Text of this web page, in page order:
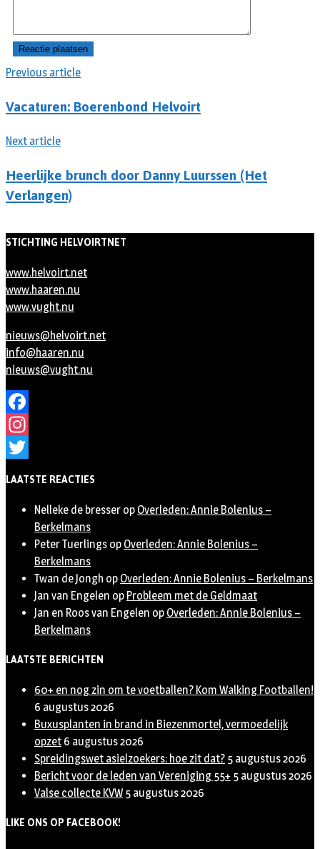
Previous article
Vacaturen: Boerenbond Helvoirt
Next article
Heerlijke brunch door Danny Luurssen (Het
Verlangen)
STICHTING HELVOIRTNET
www.helvoirt.net
www.haaren.nu
www.vught.nu
nieuws@helvoirt.net
info@haaren.nu
nieuws@vught.nu
Facebook
Instagram
LAATSTE REACTIES
Nelleke de bresser op Overleden: Annie Bolenius –
Berkelmans
Peter Tuerlings op Overleden: Annie Bolenius –
Berkelmans
Twan de Jongh op Overleden: Annie Bolenius – Berkelmans
Jan van Engelen op Probleem met de Geldmaat
Jan en Roos van Engelen op Overleden: Annie Bolenius –
Berkelmans
LAATSTE BERICHTEN
60+ en nog zin om te voetballen? Kom Walking Footballen!
6 augustus 2026
Buxusplanten in brand in Biezenmortel, vermoedelijk
opzet 6 augustus 2026
Spreidingswet asielzoekers: hoe zit dat? 5 augustus 2026
Bericht voor de leden van Vereniging 55+ 5 augustus 2026
Valse collecte KVW 5 augustus 2026
LIKE ONS OP FACEBOOK!